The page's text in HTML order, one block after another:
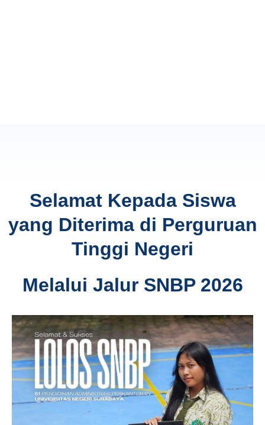
Selamat Kepada Siswa
yang Diterima di Perguruan
Tinggi Negeri
Melalui Jalur SNBP 2026